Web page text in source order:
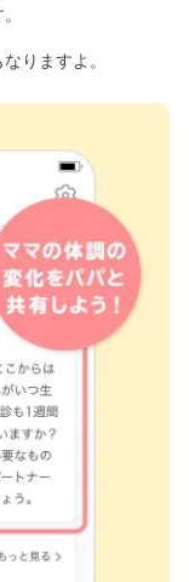
りますよ。